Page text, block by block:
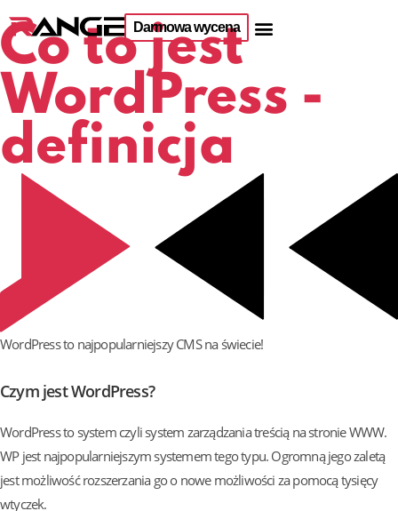
Darmowa wycena
Co to jest
WordPress -
definicja
WordPress to najpopularniejszy CMS na świecie!
Czym jest WordPress?
WordPress to system czyli system zarządzania treścią na stronie WWW.
WP jest najpopularniejszym systemem tego typu. Ogromną jego zaletą
jest możliwość rozszerzania go o nowe możliwości za pomocą tysięcy
wtyczek.